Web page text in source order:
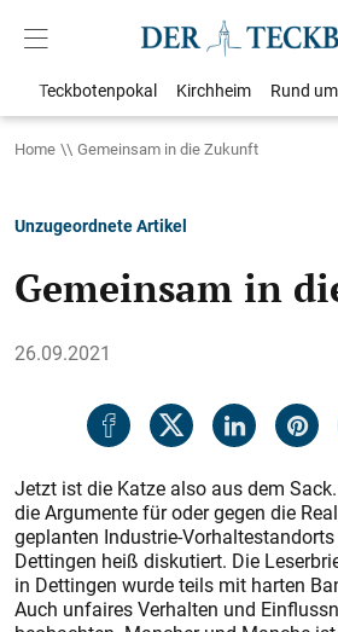
Teckbotenpokal Kirchheim Rund
Home Gemeinsam in die Zukunft
Unzugeordnete Artikel
Gemeinsam in
26.09.2021
Jetzt ist die Katze also aus dem
die Argumente für oder gegen die
geplanten Industrie-
Dettingen heiß diskutiert. Die
in Dettingen wurde teils mit harten
Auch unfaires Verhalten und